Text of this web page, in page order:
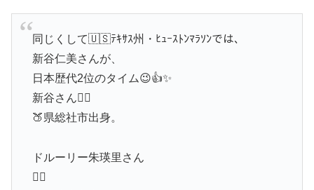
同じくして🇺🇸ﾃｷｻｽ州・ﾋｭｰｽﾄﾝﾏﾗｿﾝでは、
新谷仁美さんが、
日本歴代2位のタイム😉👍✨
新谷さん🏃‍♀️
🍑県総社市出身。
ドルーリー朱瑛里さん
🏃‍♀️